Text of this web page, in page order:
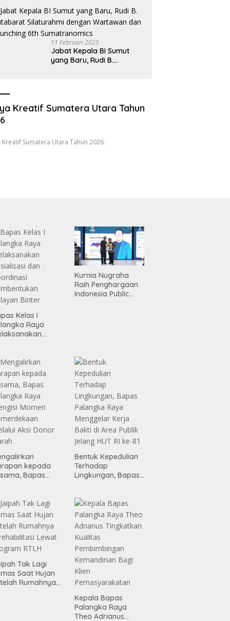
Anak
11 Februari 2025
Jabat Kepala BI Sumut
yang Baru, Rudi B.
Kreatif Sumatera Utara Tahun
Kreatif Sumatera Utara Tahun 2026.
Kelas I
Raya
Binter
Kurnia Nugraha
Raih Penghargaan
Indonesia Public
kepada
Bapas
Aksi Donor
Bentuk Kepedulian
Terhadap
Lingkungan, Bapas
Bakti di Area Publik
Jelang HUT RI ke-81
Tak Lagi
Saat Hujan
Rumahnya
Kepala Bapas
Palangka Raya
Theo Adrianus